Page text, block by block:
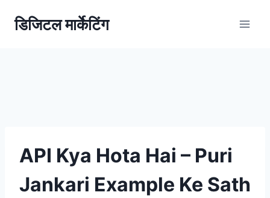
डिजिटल मार्केटिंग
API Kya Hota Hai – Puri
Jankari Example Ke Sath